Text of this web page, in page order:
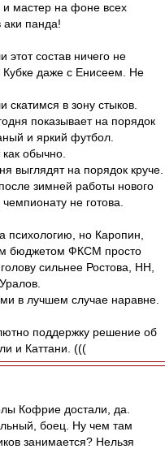
мастер на фоне всех
аки панда!
этот состав ничего не
Кубке даже с Енисеем. Не
скатимся в зону стыков.
показывает на порядок
и яркий футбол.
обычно.
выглядят на порядок круче.
зимней работы нового
не готова.
психологию, но Каропин,
бюджетом ФКСМ просто
сильнее Ростова, НН,
в лучшем случае наравне.
поддержку решение об
и Каттани. (((
Кофрие достали, да.
боец. Ну чем там
занимается? Нельзя